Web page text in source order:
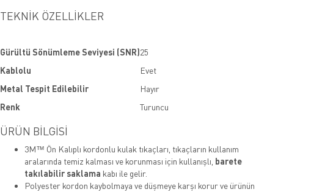
TEKNİK ÖZELLİKLER
Gürültü Sönümleme Seviyesi (SNR)25
Kablolu
Evet
Metal Tespit Edilebilir
Hayır
Renk
Turuncu
ÜRÜN BİLGİSİ
3M™ Ön Kalıplı kordonlu kulak tıkaçları, tıkaçların kullanım
aralarında temiz kalması ve korunması için kullanışlı, barete
takılabilir saklama kabı ile gelir.
Polyester kordon kaybolmaya ve düşmeye karşı korur ve ürünün